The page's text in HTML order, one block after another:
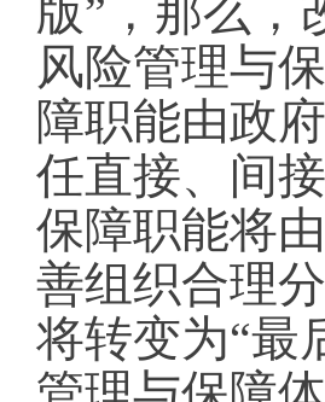
版”，那么，
风险管理与
障职能由政
任直接、间
保障职能将
善组织合理
将转变为“最